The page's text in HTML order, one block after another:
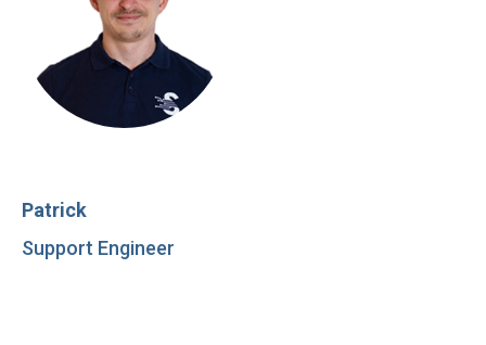
Patrick
Support Engineer